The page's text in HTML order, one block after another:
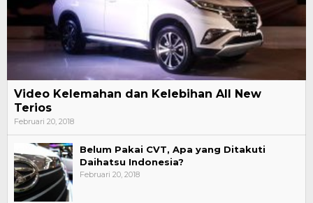
Video Kelemahan dan Kelebihan All New
Terios
Februari 20, 2018
Belum Pakai CVT, Apa yang Ditakuti
Daihatsu Indonesia?
Februari 20, 2018